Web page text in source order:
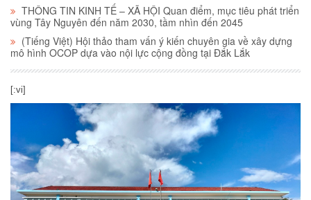
THÔNG TIN KINH TẾ – XÃ HỘI Quan điểm, mục tiêu phát triển
vùng Tây Nguyên đến năm 2030, tầm nhìn đến 2045
(Tiếng Việt) Hội thảo tham vấn ý kiến chuyên gia về xây dựng
mô hình OCOP dựa vào nội lực cộng đồng tại Đắk Lắk
[:vi]